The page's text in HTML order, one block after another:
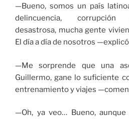
—Bueno, somos un país
delincuencia, corrupción
desastrosa, mucha gente
El día a día de nosotros
—Me sorprende que una
Guillermo, gane lo suficiente
entrenamiento y viajes
—Oh, ya veo… Bueno,